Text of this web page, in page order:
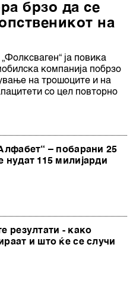
брзо да се
на
ја повика
компанија побрзо
на трошоците и на
со цел повторно
– побарани 25
нудат 115 милијарди
резултати - како
и што ќе се случи